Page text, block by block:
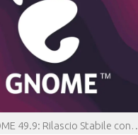
49.9: Rilascio Stabile